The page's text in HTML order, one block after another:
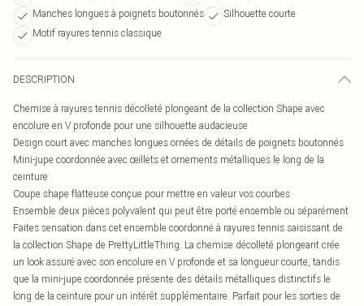
Manches longues à poignets boutonnés
Silhouette courte
Motif rayures tennis classique
DESCRIPTION
Chemise à rayures tennis décolleté plongeant de la collection Shape avec
encolure en V profonde pour une silhouette audacieuse
Design court avec manches longues ornées de détails de poignets boutonnés
Mini-jupe coordonnée avec œillets et ornements métalliques le long de la
ceinture
Coupe shape flatteuse conçue pour mettre en valeur vos courbes
Ensemble deux pièces polyvalent qui peut être porté ensemble ou séparément
Faites sensation dans cet ensemble coordonné à rayures tennis saisissant de
la collection Shape de PrettyLittleThing. La chemise décolleté plongeant crée
un look assuré avec son encolure en V profonde et sa longueur courte, tandis
que la mini-jupe coordonnée présente des détails métalliques distinctifs le
long de la ceinture pour un intérêt supplémentaire. Parfait pour les sorties de